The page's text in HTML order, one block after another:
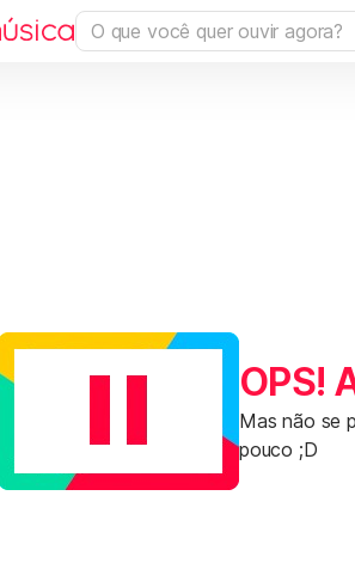
OPS!
Mas não se
pouco ;D